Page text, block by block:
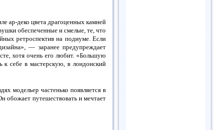
ар-деко цвета драгоценных камней
обеспеченные и смелые, те, что
ретроспектив на подиуме. Если
— заранее предупреждает
хотя очень его любит. «Большую
себе в мастерскую, в лондонский
модельер частенько появляется в
обожает путешествовать и мечтает